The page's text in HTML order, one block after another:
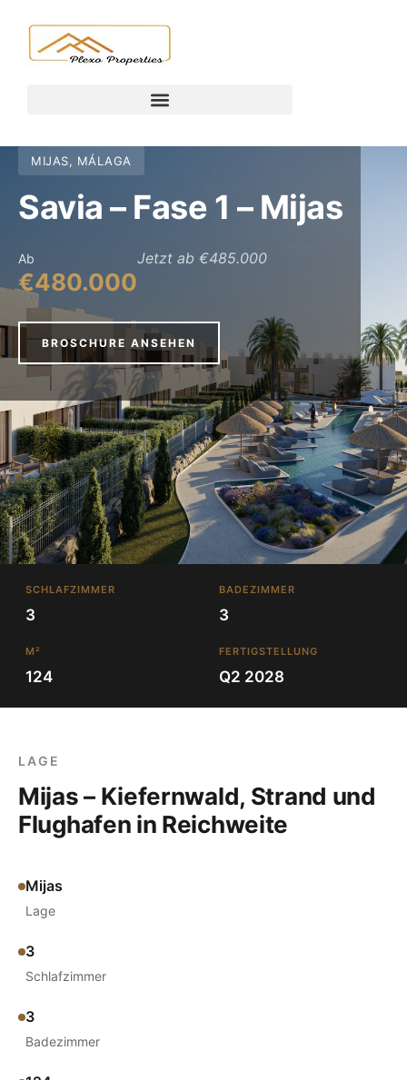
MIJAS, MÁLAGA
Savia – Fase 1 – Mijas
Ab
€480.000
Jetzt ab €485.000
BROSCHURE ANSEHEN
SCHLAFZIMMER
3
BADEZIMMER
3
M²
124
FERTIGSTELLUNG
Q2 2028
LAGE
Mijas – Kiefernwald, Strand und
Flughafen in Reichweite
Mijas
Lage
3
Schlafzimmer
3
Badezimmer